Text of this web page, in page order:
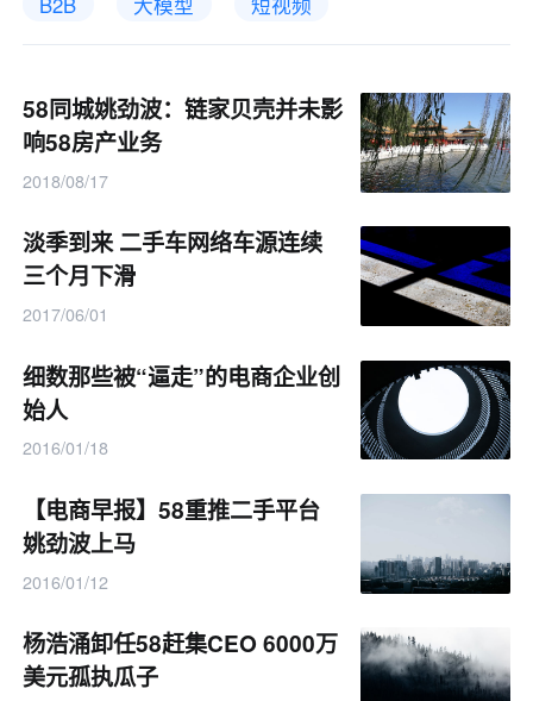
58同城姚劲波：链家贝壳并未影
响58房产业务
2018/08/17
淡季到来 二手车网络车源连续
三个月下滑
2017/06/01
细数那些被“逼走”的电商企业创
始人
2016/01/18
【电商早报】58重推二手平台
姚劲波上马
2016/01/12
杨浩涌卸任58赶集CEO 6000万
美元孤执瓜子